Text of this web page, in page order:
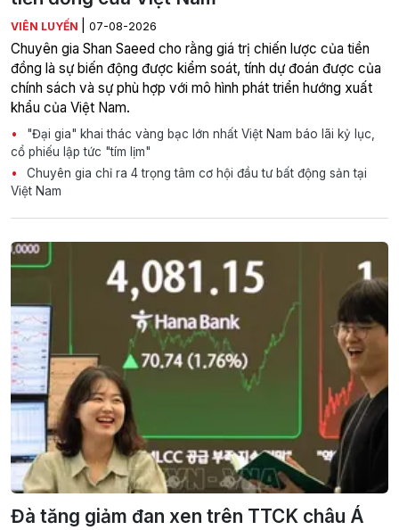
VIÊN LUYẾN 07-08-2026
Chuyên gia Shan Saeed cho rằng giá trị chiến lược của tiền
đồng là sự biến động được kiểm soát, tính dự đoán được của
chính sách và sự phù hợp với mô hình phát triển hướng xuất
khẩu của Việt Nam.
"Đại gia" khai thác vàng bạc lớn nhất Việt Nam báo lãi kỷ lục,
cổ phiếu lập tức "tím lịm"
Chuyên gia chỉ ra 4 trọng tâm cơ hội đầu tư bất động sản tại
Việt Nam
Đà tăng giảm đan xen trên TTCK châu Á